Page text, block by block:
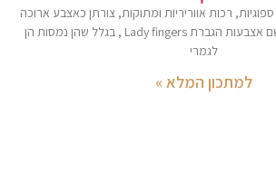
ספוגיות, רכות אווריריות ומתוקות, צורתן כאצבע ארוכה
ועגלגלה, וגם קרויות בשם אצבעות הגברת Lady fingers , בגלל שהן נמסות הן
לגמרי
למתכון המלא »